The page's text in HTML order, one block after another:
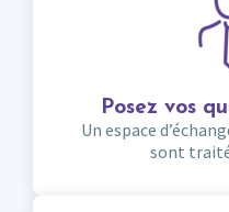
Posez vos
Un espace
sont